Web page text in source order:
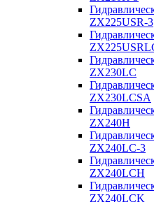
ZX225USR-3
ZX230LC
ZX230LCSA
ZX240H
ZX240LC-3
ZX240LCH
ZX240LCK